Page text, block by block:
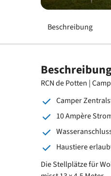
Beschreibung
RCN de Potten |
Camper
10 Ampère
Haustiere
Die Stellplätze für